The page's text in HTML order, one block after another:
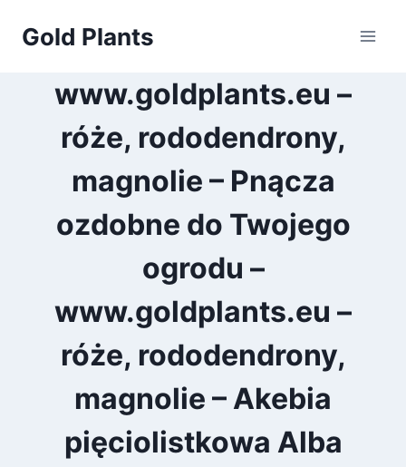
Gold Plants
www.goldplants.eu –
róże, rododendrony,
magnolie – Pnącza
ozdobne do Twojego
ogrodu –
www.goldplants.eu –
róże, rododendrony,
magnolie – Akebia
pięciolistkowa Alba